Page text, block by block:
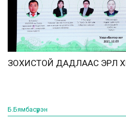
ЗОХИСТОЙ ДАДЛААС ЭРҮҮЛ
Б.Бямбасүрэн